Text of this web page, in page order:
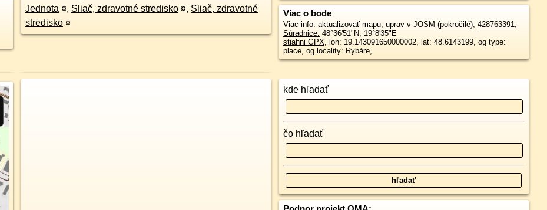
Jednota ¤, Sliač, zdravotné stredisko ¤, Sliač, zdravotné
stredisko ¤
Viac o bode
Viac info: aktualizovať mapu, uprav v JOSM (pokročilé), 428763391,
Súradnice: 48°36'51"N, 19°8'35"E
stiahni GPX, lon: 19.143091650000002, lat: 48.6143199, og type:
place, og locality: Rybáre,
kde hľadať
čo hľadať